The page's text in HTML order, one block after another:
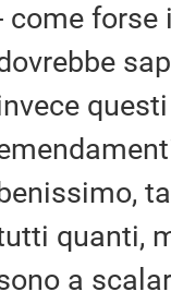
come forse
quanti,
a